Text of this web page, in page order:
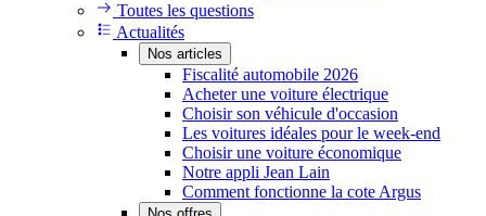
Toutes les questions
Actualités
Nos articles
Fiscalité automobile 2026
Acheter une voiture électrique
Choisir son véhicule d'occasion
Les voitures idéales pour le week-end
Choisir une voiture économique
Notre appli Jean Lain
Comment fonctionne la cote Argus